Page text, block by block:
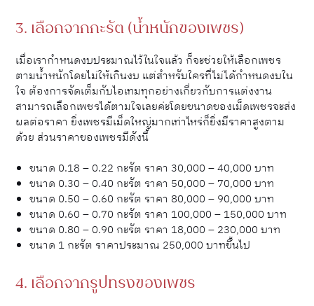
3. เลือกจากกะรัต (น้ำหนักของเพชร)
เมื่อเรากำหนดงบประมาณไว้ในใจแล้ว ก็จะช่วยให้เลือกเพชร
ตามน้ำหนักโดยไม่ให้เกินงบ แต่สำหรับใครที่ไม่ได้กำหนดงบใน
ใจ ต้องการจัดเต็มกับไอเทมทุกอย่างเกี่ยวกับการแต่งงาน
สามารถเลือกเพชรได้ตามใจเลยค่ะโดยขนาดของเม็ดเพชรจะส่ง
ผลต่อราคา ยิ่งเพชรมีเม็ดใหญ่มากเท่าไหร่ก็ยิ่งมีราคาสูงตาม
ด้วย ส่วนราคาของเพชรมีดังนี้
ขนาด 0.18 – 0.22 กะรัต ราคา 30,000 – 40,000 บาท
ขนาด 0.30 – 0.40 กะรัต ราคา 50,000 – 70,000 บาท
ขนาด 0.50 – 0.60 กะรัต ราคา 80,000 – 90,000 บาท
ขนาด 0.60 – 0.70 กะรัต ราคา 100,000 – 150,000 บาท
ขนาด 0.80 – 0.90 กะรัต ราคา 18,000 – 230,000 บาท
ขนาด 1 กะรัต ราคาประมาณ 250,000 บาทขึ้นไป
4. เลือกจากรูปทรงของเพชร